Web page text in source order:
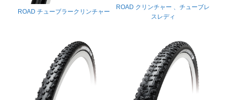
ROAD チューブラークリンチャー
ROAD クリンチャー 、チューブレ
スレディ